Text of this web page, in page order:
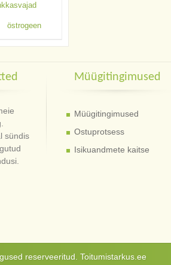
östrogeen
sündis
Müügitingimused
Müügitingimused
Ostuprotsess
Isikuandmete kaitse
reserveeritud. Toitumistarkus.ee